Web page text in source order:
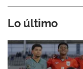
Lo último